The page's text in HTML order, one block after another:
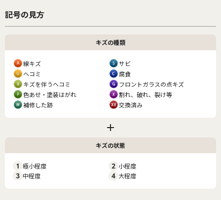
記号の見方
キズの種類
線キズ
サビ
ヘコミ
腐食
キズを伴うヘコミ
フロントガラスの点キズ
色あせ・塗装はがれ
割れ、破れ、裂け等
補修した跡
交換済み
キズの状態
1 極小程度 2 小程度
3 中程度 4 大程度